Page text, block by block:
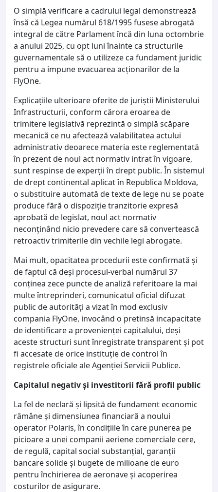
O simplă verificare a cadrului legal demonstrează
însă că Legea numărul 618/1995 fusese abrogată
integral de către Parlament încă din luna octombrie
a anului 2025, cu opt luni înainte ca structurile
guvernamentale să o utilizeze ca fundament juridic
pentru a impune evacuarea acționarilor de la
FlyOne.
Explicațiile ulterioare oferite de juriștii Ministerului
Infrastructurii, conform cărora eroarea de
trimitere legislativă reprezintă o simplă scăpare
mecanică ce nu afectează valabilitatea actului
administrativ deoarece materia este reglementată
în prezent de noul act normativ intrat în vigoare,
sunt respinse de experții în drept public. În sistemul
de drept continental aplicat în Republica Moldova,
o substituire automată de texte de lege nu se poate
produce fără o dispoziție tranzitorie expresă
aprobată de legislat, noul act normativ
neconținând nicio prevedere care să convertească
retroactiv trimiterile din vechile legi abrogate.
Mai mult, opacitatea procedurii este confirmată și
de faptul că deși procesul-verbal numărul 37
conținea zece puncte de analiză referitoare la mai
multe întreprinderi, comunicatul oficial difuzat
public de autorități a vizat în mod exclusiv
compania FlyOne, invocând o pretinsă incapacitate
de identificare a provenienței capitalului, deși
aceste structuri sunt înregistrate transparent și pot
fi accesate de orice instituție de control în
registrele oficiale ale Agenției Servicii Publice.
Capitalul negativ și investitorii fără profil public
La fel de neclară și lipsită de fundament economic
rămâne și dimensiunea financiară a noului
operator Polaris, în condițiile în care punerea pe
picioare a unei companii aeriene comerciale cere,
de regulă, capital social substanțial, garanții
bancare solide și bugete de milioane de euro
pentru închirierea de aeronave și acoperirea
costurilor de asigurare.